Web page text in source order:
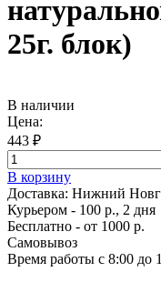
25г. блок)
В наличии
Цена:
443 ₽
В корзину
Доставка: Нижний
Курьером - 100 р., 2 дня
Бесплатно - от 1000 р.
Самовывоз
Время работы с 8:00 до